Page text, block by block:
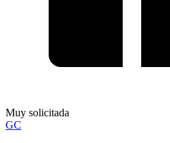
Muy solicitada
GC